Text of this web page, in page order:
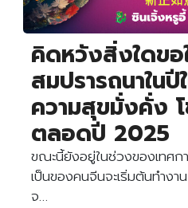
Search
for:
คิดหวังสิ่งใดข
สมปรารถนาใน
ความสุขมั่งคั่ง
ตลอดปี 2025
ขณะนี้ยังอยู่ในช่วงของเทศ
เป็นของคนจีนจะเริ่มต้นทำง
จ…